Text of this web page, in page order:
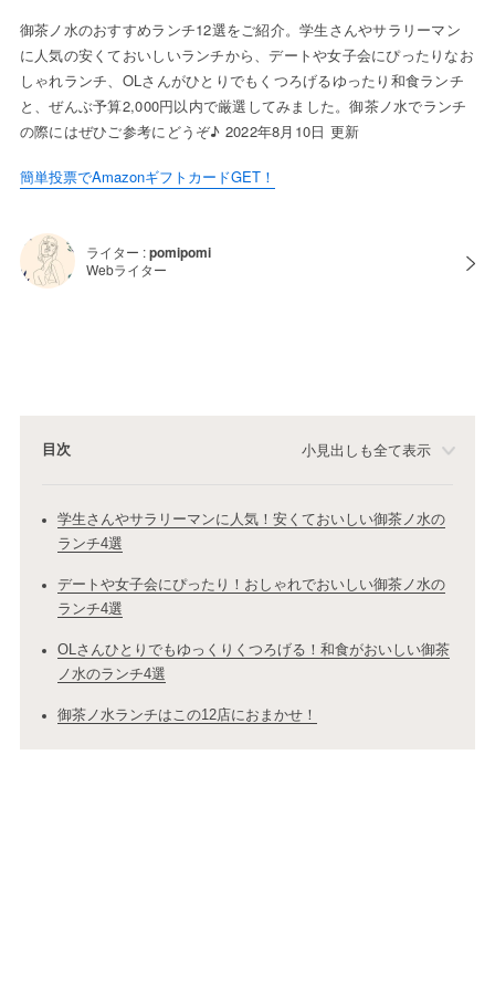
御茶ノ水のおすすめランチ12選をご紹介。学生さんやサラリーマン
に人気の安くておいしいランチから、デートや女子会にぴったりなお
しゃれランチ、OLさんがひとりでもくつろげるゆったり和食ランチ
と、ぜんぶ予算2,000円以内で厳選してみました。御茶ノ水でランチ
の際にはぜひご参考にどうぞ♪ 2022年8月10日 更新
簡単投票でAmazonギフトカードGET！
ライター :pomipomi
Webライター
目次 小見出しも全て表示
学生さんやサラリーマンに人気！安くておいしい御茶ノ水の
ランチ4選
デートや女子会にぴったり！おしゃれでおいしい御茶ノ水の
ランチ4選
OLさんひとりでもゆっくりくつろげる！和食がおいしい御茶
ノ水のランチ4選
御茶ノ水ランチはこの12店におまかせ！